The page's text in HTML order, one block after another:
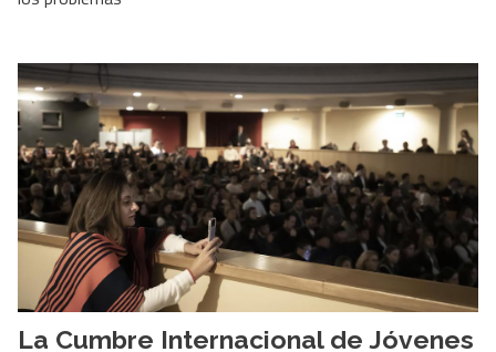
La Cumbre Internacional de Jóvenes